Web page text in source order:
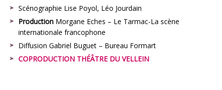
Scénographie Lise Poyol, Léo Jourdain
Production Morgane Eches – Le Tarmac-La scène
internationale francophone
Diffusion Gabriel Buguet – Bureau Formart
COPRODUCTION THÉÂTRE DU VELLEIN